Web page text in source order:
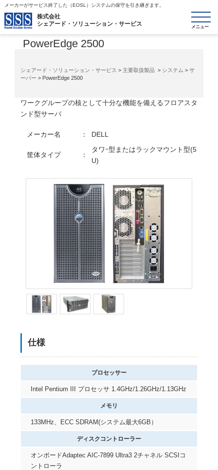
メーカーがサービス終了した（EOSL）システムの保守を引き継ぎます。
株式会社
シェアード・ソリューション・サービス
toggle
シェアード・ソリューション・サービス > 主要取扱製品> システム > サ
ーバー > PowerEdge 2500
システム/サーバー
PowerEdge 2500
ワークグループの核として十分な機能を備えるフロアスタ
ンド型サーバ
メーカー名 ： DELL
筐体タイプ ：
タワｰ型またはラックマウント型(5
U)
仕様
プロセッサー
Intel Pentium III プロセッサ 1.4GHz/1.26GHz/1.13GHz
メモリ
133MHz、ECC SDRAM(システム最大6GB）
ディスクコントローラー
オンボードAdaptec AIC-7899 Ultra3 2チャネル SCSIコ
ントローラ